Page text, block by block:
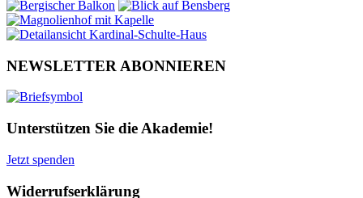
NEWSLETTER ABONNIEREN
Unterstützen Sie die Akademie!
Jetzt spenden
Widerrufserklärung